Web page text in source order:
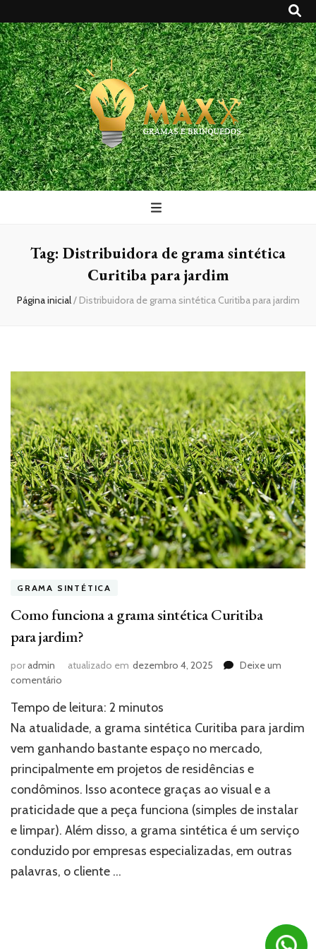
Maxx Gramas
Blog
Tag: Distribuidora de grama sintética
Curitiba para jardim
Página inicial/ Distribuidora de grama sintética Curitiba para jardim
GRAMA SINTÉTICA
Como funciona a grama sintética Curitiba
para jardim?
poradmin atualizado em dezembro 4, 2025
Deixe um
comentário
funciona
a
sintética
Curitiba
jardim?
Tempo de leitura: 2 minutos
Na atualidade, a grama sintética Curitiba para jardim
vem ganhando bastante espaço no mercado,
principalmente em projetos de residências e
condôminos. Isso acontece graças ao visual e a
praticidade que a peça funciona (simples de instalar
e limpar). Além disso, a grama sintética é um serviço
conduzido por empresas especializadas, em outras
palavras, o cliente …